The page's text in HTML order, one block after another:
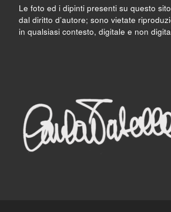
Le foto ed i dipinti presenti su questo
dal diritto d’autore; sono vietate
in qualsiasi contesto, digitale e non